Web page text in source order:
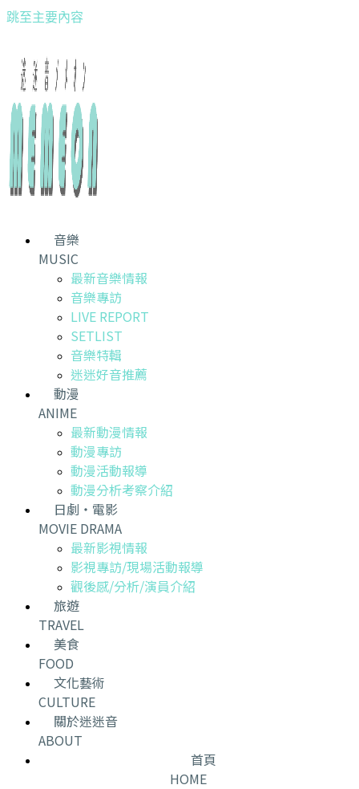
跳至主要內容
音樂
MUSIC
最新音樂情報
音樂專訪
LIVE REPORT
SETLIST
音樂特輯
迷迷好音推薦
動漫
ANIME
最新動漫情報
動漫專訪
動漫活動報導
動漫分析考察介紹
日劇・電影
MOVIE DRAMA
最新影視情報
影視專訪/現場活動報導
觀後感/分析/演員介紹
旅遊
TRAVEL
美食
FOOD
文化藝術
CULTURE
關於迷迷音
ABOUT
首頁
HOME